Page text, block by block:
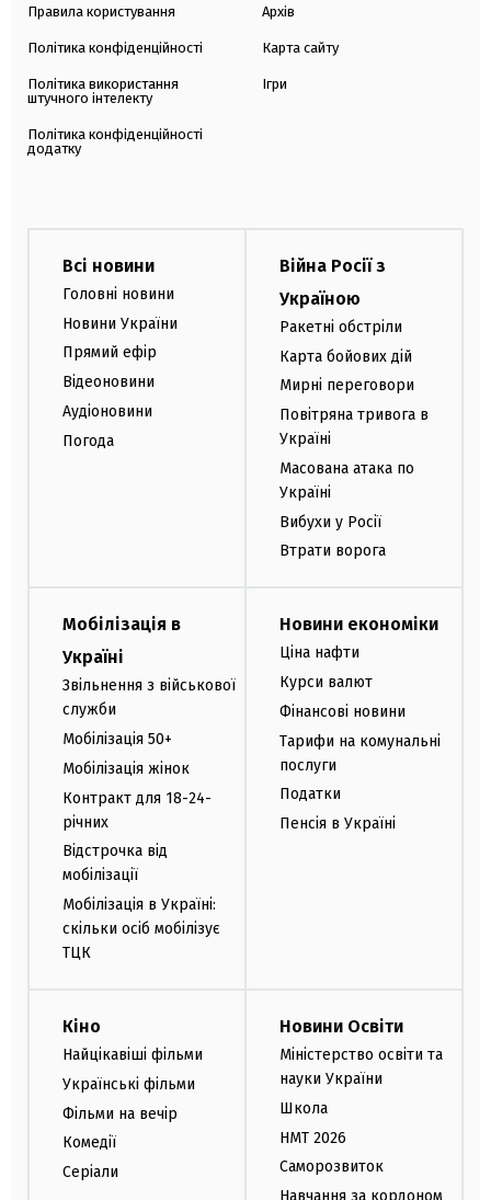
Правила користування
Політика конфіденційності
Політика використання
штучного інтелекту
Політика конфіденційності
додатку
Архів
Карта сайту
Ігри
Всі новини
Головні новини
Новини України
Прямий ефір
Відеоновини
Аудіоновини
Погода
Війна Росії з
Україною
Ракетні обстріли
Карта бойових дій
Мирні переговори
Повітряна тривога в
Україні
Масована атака по
Україні
Вибухи у Росії
Втрати ворога
Мобілізація в
Україні
Звільнення з військової
служби
Мобілізація 50+
Мобілізація жінок
Контракт для 18-24-
річних
Відстрочка від
мобілізації
Мобілізація в Україні:
скільки осіб мобілізує
ТЦК
Новини економіки
Ціна нафти
Курси валют
Фінансові новини
Тарифи на комунальні
послуги
Податки
Пенсія в Україні
Кіно
Найцікавіші фільми
Українські фільми
Фільми на вечір
Комедії
Серіали
Новини Освіти
Міністерство освіти та
науки України
Школа
НМТ 2026
Саморозвиток